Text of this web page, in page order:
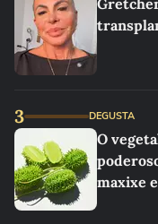
3 DEGUSTA
O
maxixe